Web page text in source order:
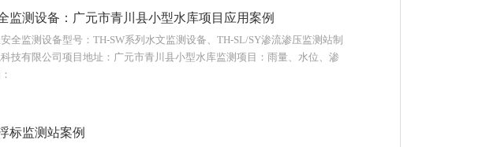
监测设备：广元市青川县小型水库项目应用案例
全监测设备型号：TH-SW系列水文监测设备、TH-SL/SY渗流渗压监测站制
技有限公司项目地址：广元市青川县小型水库监测项目：雨量、水位、渗
标监测站案例